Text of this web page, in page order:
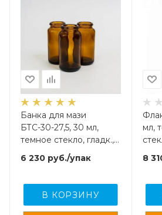
Банка для мази
БТС-30-27,5, 30 мл,
темное стекло, гладк.,
горло G27,5, 315 шт/
упак
6 230 руб./упак
В КОРЗИНУ
мл,
8